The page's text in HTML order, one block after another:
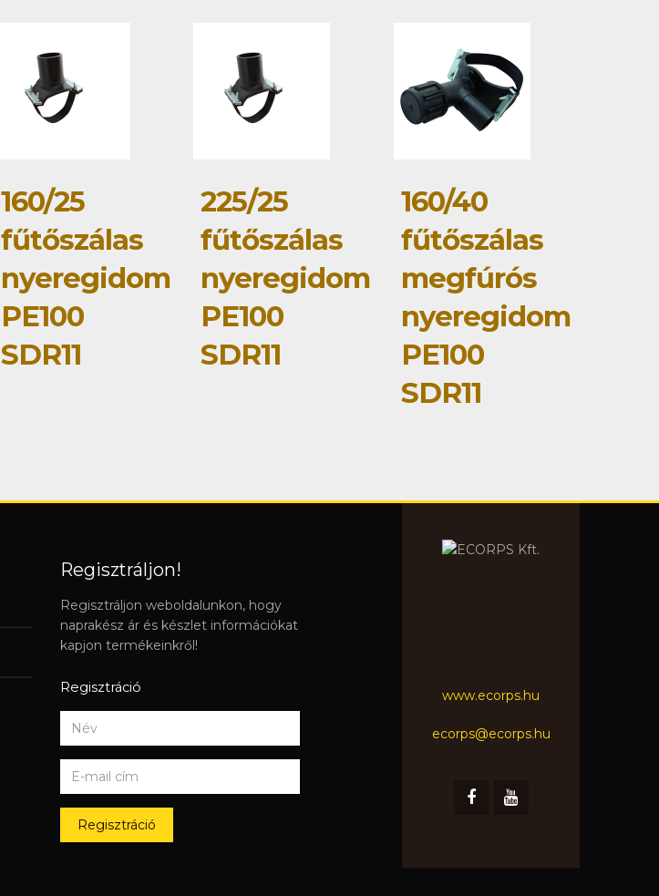
160/25
fűtőszálas
nyeregidom
PE100
SDR11
225/25
fűtőszálas
nyeregidom
PE100
SDR11
160/40
fűtőszálas
megfúrós
nyeregidom
PE100
SDR11
Regisztráljon!
Regisztráljon weboldalunkon, hogy
naprakész ár és készlet információkat
kapjon termékeinkről!
Regisztráció
Regisztráció
www.ecorps.hu
ecorps@ecorps.hu